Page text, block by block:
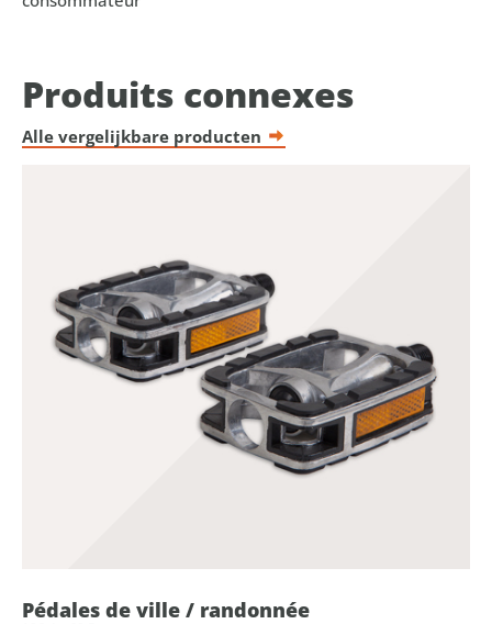
Produits connexes
Alle vergelijkbare producten
Pédales de ville / randonnée